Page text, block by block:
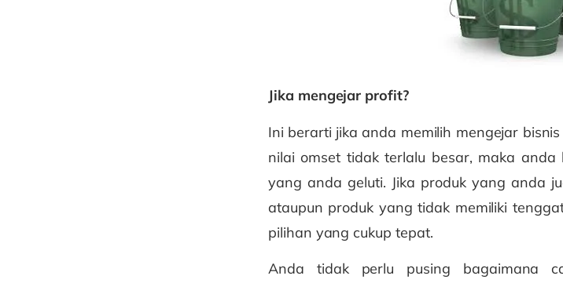
Jika mengejar profit?
Ini berarti jika anda memilih mengejar
nilai omset tidak terlalu besar, maka anda
yang anda geluti. Jika produk yang anda
ataupun produk yang tidak memiliki
pilihan yang cukup tepat.
Anda tidak perlu pusing bagaimana